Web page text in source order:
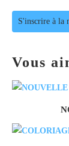
S'inscrire à la
Vous